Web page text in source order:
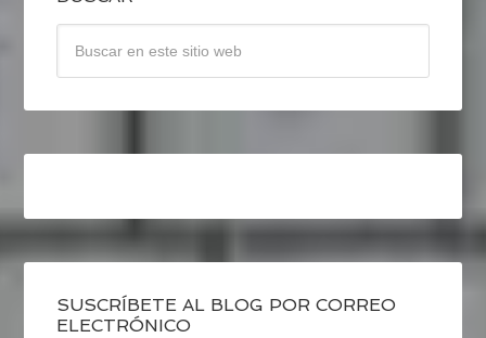
SUSCRÍBETE AL BLOG POR CORREO
ELECTRÓNICO